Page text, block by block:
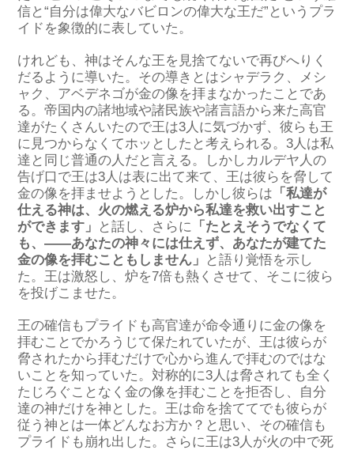
信と“自分は偉大なバビロンの偉大な王だ”というプラ
イドを象徴的に表していた。
けれども、神はそんな王を見捨てないで再びへりく
だるように導いた。その導きとはシャデラク、メシ
ャク、アベデネゴが金の像を拝まなかったことであ
る。帝国内の諸地域や諸民族や諸言語から来た高官
達がたくさんいたので王は3人に気づかず、彼らも王
に見つからなくてホッとしたと考えられる。3人は私
達と同じ普通の人だと言える。しかしカルデヤ人の
告げ口で王は3人は表に出て来て、王は彼らを脅して
金の像を拝ませようとした。しかし彼らは 「私達が
仕える神は、火の燃える炉から私達を救い出すこと
ができます」
と話し、さらに 「たとえそうでなくて
も、――あなたの神々には仕えず、あなたが建てた
金の像を拝むこともしません」
と語り覚悟を示し
た。王は激怒し、炉を7倍も熱くさせて、そこに彼ら
を投げこませた。
王の確信もプライドも高官達が命令通りに金の像を
拝むことでかろうじて保たれていたが、王は彼らが
脅されたから拝むだけで心から進んで拝むのではな
いことを知っていた。対称的に3人は脅されても全く
たじろぐことなく金の像を拝むことを拒否し、自分
達の神だけを神とした。王は命を捨ててでも彼らが
従う神とは一体どんなお方か？と思い、その確信も
プライドも崩れ出した。さらに王は3人が火の中で死